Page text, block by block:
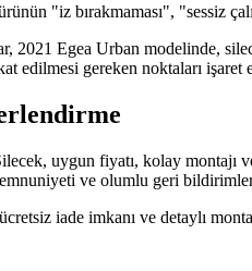
"iz bırakmaması", "sessiz
2021 Egea Urban modelinde,
edilmesi gereken noktaları işaret
uygun fiyatı, kolay montajı
ve olumlu geri
iade imkanı ve detaylı